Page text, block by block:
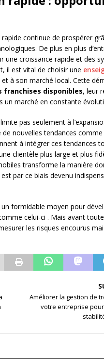
continue de prospérer
De plus en plus
croissance rapide et des
il est vital de choisir une
à son marché local. Cette
franchises disponibles, leur
un marché en constante
pas seulement à
nouvelles tendances
à intégrer ces tendances
clientèle plus large et plus
transforme la manière
par ce biais devenu
formidable moyen pour
celui-ci . Mais avant
les risques encourus
Améliorer la gestion de
votre entreprise